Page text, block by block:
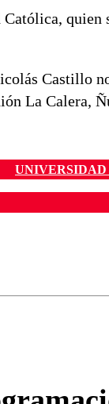
quien
Castillo
La Calera,